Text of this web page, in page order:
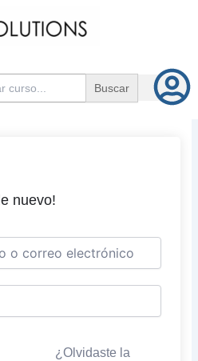
nuevo!
¿Olvidaste la